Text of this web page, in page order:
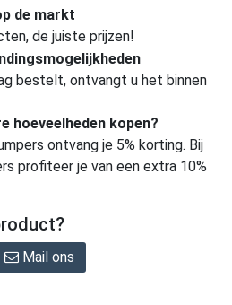
de markt
de juiste prijzen!
bestelt, ontvangt u het binnen
hoeveelheden kopen?
ontvang je 5% korting. Bij
profiteer je van een extra 10%
Mail ons